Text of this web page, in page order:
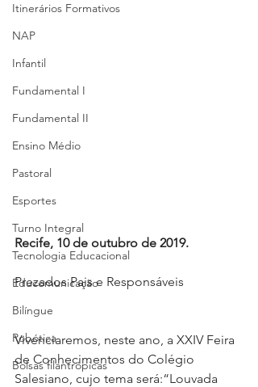
Itinerários Formativos
NAP
Infantil
Fundamental I
Fundamental II
Ensino Médio
Pastoral
Esportes
Turno Integral
Tecnologia Educacional
Educomunicação
Bilíngue
Robótica
Bolsas filantrópicas
Recife, 10 de outubro de 2019.
Prezados Pais e Responsáveis
Vivenciaremos, neste ano, a XXIV Feira
de Conhecimentos do Colégio
Salesiano, cujo tema será:“Louvada